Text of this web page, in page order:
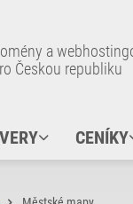
a
Českou republiku
CENÍKY